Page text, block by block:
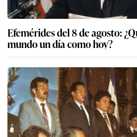
Efemérides del 8 de agosto:
mundo un día como hoy?